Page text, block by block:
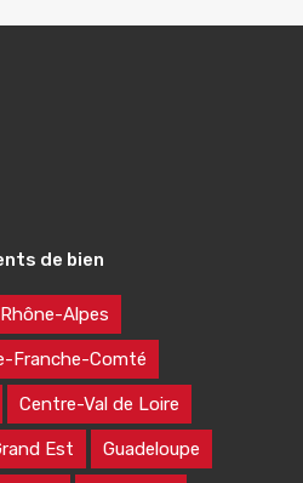
de bien
Alpes
Franche-Comté
Centre-Val de Loire
Est Guadeloupe